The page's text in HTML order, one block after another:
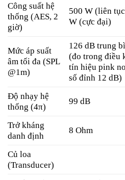
Công suất hệ
thống (AES, 2
giờ)
500 W (liên
W (cực đại)
Mức áp suất
âm tối đa (SPL
@1m)
126 dB trung
(đo trong điều
tín hiệu pink
số đỉnh 12 dB)
Độ nhạy hệ
thống (4π)
99 dB
Trở kháng
danh định
8 Ohm
Củ loa
(Transducer)